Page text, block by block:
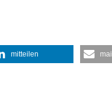
mitteilen mail